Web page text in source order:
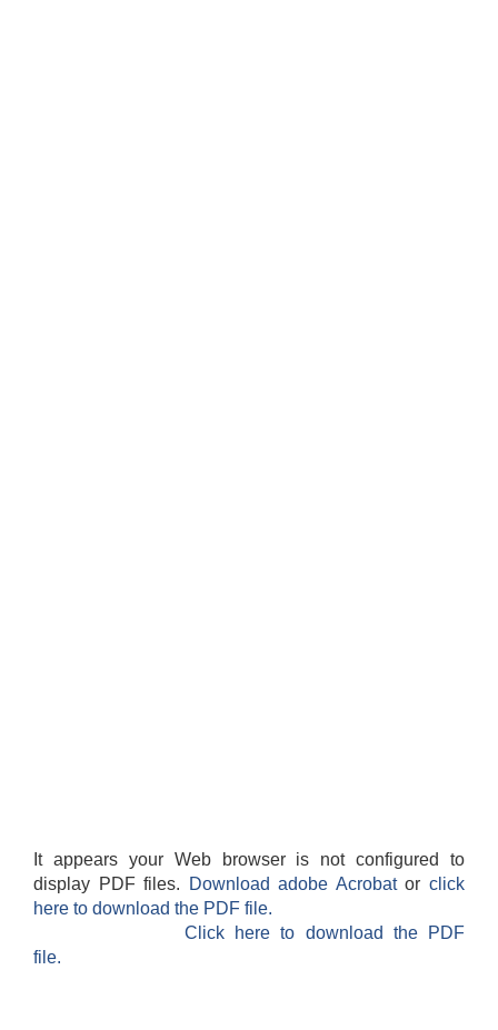
It appears your Web browser is not configured to
display PDF files.
Download adobe Acrobatorclick
here to download the PDF file.
Click here to download the PDF
file.